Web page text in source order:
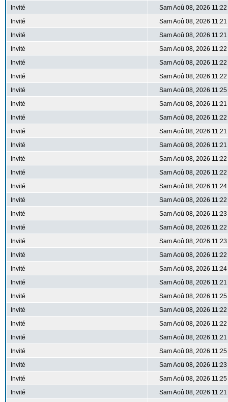
Invité
Sam Aoû 08, 2026
Invité
Sam Aoû 08, 2026
Invité
Sam Aoû 08, 2026
Invité
Sam Aoû 08, 2026
Invité
Sam Aoû 08, 2026
Invité
Sam Aoû 08, 2026
Invité
Sam Aoû 08, 2026
Invité
Sam Aoû 08, 2026
Invité
Sam Aoû 08, 2026
Invité
Sam Aoû 08, 2026
Invité
Sam Aoû 08, 2026
Invité
Sam Aoû 08, 2026
Invité
Sam Aoû 08, 2026
Invité
Sam Aoû 08, 2026
Invité
Sam Aoû 08, 2026
Invité
Sam Aoû 08, 2026
Invité
Sam Aoû 08, 2026
Invité
Sam Aoû 08, 2026
Invité
Sam Aoû 08, 2026
Invité
Sam Aoû 08, 2026
Invité
Sam Aoû 08, 2026
Invité
Sam Aoû 08, 2026
Invité
Sam Aoû 08, 2026
Invité
Sam Aoû 08, 2026
Invité
Sam Aoû 08, 2026
Invité
Sam Aoû 08, 2026
Invité
Sam Aoû 08, 2026
Invité
Sam Aoû 08, 2026
Invité
Sam Aoû 08, 2026